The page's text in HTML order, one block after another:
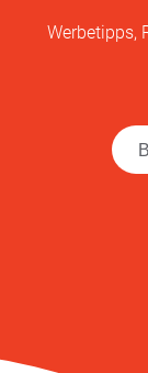
Werbetipps,